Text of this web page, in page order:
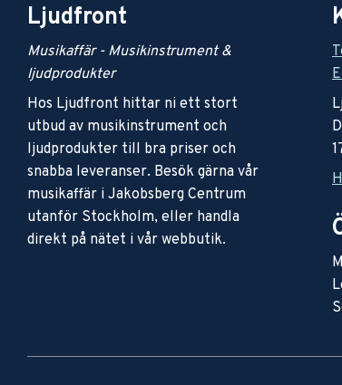
Ljudfront
Musikaffär - Musikinstrument &
ljudprodukter
Hos Ljudfront hittar ni ett stort
utbud av musikinstrument och
ljudprodukter till bra priser och
snabba leveranser. Besök gärna vår
musikaffär i Jakobsberg Centrum
utanför Stockholm, eller handla
direkt på nätet i vår webbutik.